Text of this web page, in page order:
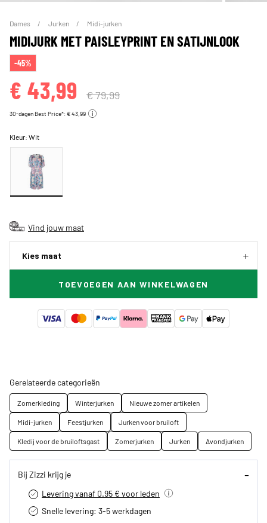
Dames Jurken Midi-jurken
MIDIJURK MET PAISLEYPRINT EN SATIJNLOOK
-45%
€ 43,99 € 79,99
30-dagen Best Price*: € 43,99
Kleur:Wit
Vind jouw maat
Kies maat
TOEVOEGEN AAN WINKELWAGEN
Gerelateerde categorieën
Zomerkleding Winterjurken
Nieuwe zomer artikelen
Midi-jurken
Feestjurken
Jurken voor bruiloft
Kledij voor de bruiloftsgast
Zomerjurken Jurken Avondjurken
Bij Zizzi krijg je
Levering vanaf 0.95 € voor leden
Snelle levering: 3-5 werkdagen